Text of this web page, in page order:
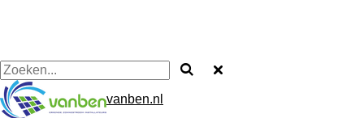
vanben.nl